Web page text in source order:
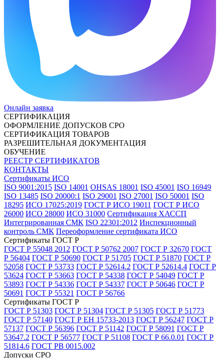
Онлайн заявка
СЕРТИФИКАЦИЯ
ОФОРМЛЕНИЕ ДОПУСКОВ СРО
СЕРТИФИКАЦИЯ ТОВАРОВ
РАЗРЕШИТЕЛЬНАЯ ДОКУМЕНТАЦИЯ
ОБУЧЕНИЕ
РЕЕСТР СЕРТИФИКАТОВ
КОНТАКТЫ
Сертификаты ИСО
ISO 9001:2015 ISO 14001 OHSAS 18001 ISO 45001 ISO 16949
ISO 13485 ISO 20000:1 ISO 29001 ISO 27001 ISO 50001 ISO
18295 ИСО 17025:2019 ГОСТ Р ИСО 19011 ГОСТ Р ИСО
26000 ИСО 28000 ИСО 31000 Сертификация ХАССП
Интегрированная СМК ISO 22301:2012 Инспекционный
контроль СМК Переоформление сертификата ИСО
Сертификаты ГОСТ Р
ГОСТ Р 55048 2012 ГОСТ Р 50762 2007 ГОСТ Р 32670 ГОСТ
Р 56404 ГОСТ Р 50690 ГОСТ Р 51705 ГОСТ Р 51870 ГОСТ Р
52058 ГОСТ Р 53733 ГОСТ Р 52614.2 ГОСТ Р 52614.4 ГОСТ Р
53624 ГОСТ Р 53663 ГОСТ Р 54338 ГОСТ Р 54049 ГОСТ Р
53893 ГОСТ Р 54336 ГОСТ Р 54337 ГОСТ Р 50646 ГОСТ Р
50691 ГОСТ Р 55321 ГОСТ Р 56766
Сертификаты ГОСТ Р
ГОСТ Р 51303 ГОСТ Р 51304 ГОСТ Р 51305 ГОСТ Р 51773
ГОСТ Р 57140 ГОСТ Р ЕН 15733-2013 ГОСТ Р 56247 ГОСТ Р
57137 ГОСТ Р 56396 ГОСТ Р 51142 ГОСТ Р 58091 ГОСТ Р
53647.2 ГОСТ Р 56577 ГОСТ Р 51108 ГОСТ Р 66.0.01 ГОСТ Р
51814.6 ГОСТ РВ 0015.002
Допуски СРО